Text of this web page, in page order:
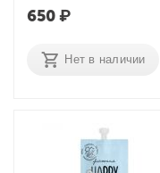
650₽
Нет в наличии